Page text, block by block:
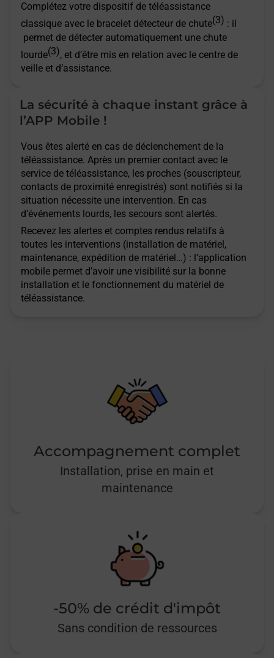
Complétez votre dispositif de téléassistance
classique avec le bracelet détecteur de chute(3) : il
permet de détecter automatiquement une chute
lourde(3), et d’être mis en relation avec le centre de
veille et d’assistance.
La sécurité à chaque instant grâce à
l’APP Mobile !
Vous êtes alerté en cas de déclenchement de la
téléassistance. Après un premier contact avec le
service de téléassistance, les proches (souscripteur,
contacts de proximité enregistrés) sont notifiés si la
situation nécessite une intervention. En cas
d’événements lourds, les secours sont alertés.
Recevez les alertes et comptes rendus relatifs à
toutes les interventions (installation de matériel,
maintenance, expédition de matériel…) : l’application
mobile permet d’avoir une visibilité sur la bonne
installation et le fonctionnement du matériel de
téléassistance.
Accompagnement complet
Installation, prise en main et
maintenance
-50% de crédit d'impôt
Sans condition de ressources